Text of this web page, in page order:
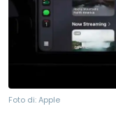
Foto di:Apple